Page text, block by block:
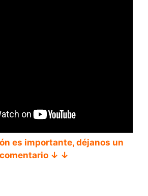
es importante, déjanos un
comentario ↓ ↓